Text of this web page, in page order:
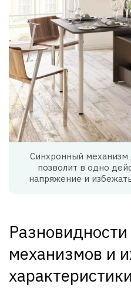
Синхронный механизм
позволит в одно
напряжение и
механизмов и
характеристики